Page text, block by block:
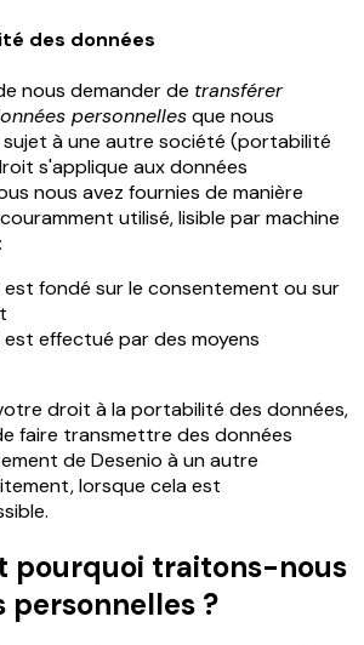
des données
nous demander de transférer
personnellesque nous
à une autre société (portabilité
s'applique aux données
nous avez fournies de manière
utilisé, lisible par machine
fondé sur le consentement ou sur
effectué par des moyens
droit à la portabilité des données,
faire transmettre des données
de Desenio à un autre
lorsque cela est
pourquoi traitons-nous
personnelles ?